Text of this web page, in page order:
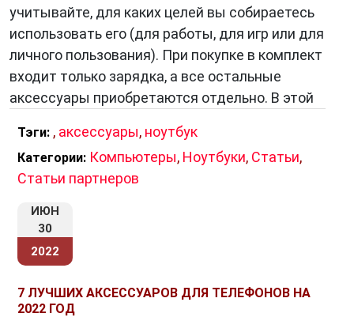
учитывайте, для каких целей вы собираетесь
использовать его (для работы, для игр или для
личного пользования). При покупке в комплект
входит только зарядка, а все остальные
аксессуары приобретаются отдельно. В этой
Тэги: , аксессуары, ноутбук
Категории: Компьютеры, Ноутбуки, Статьи,
Статьи партнеров
ИЮН
30
2022
7 ЛУЧШИХ АКСЕССУАРОВ ДЛЯ ТЕЛЕФОНОВ НА
2022 ГОД